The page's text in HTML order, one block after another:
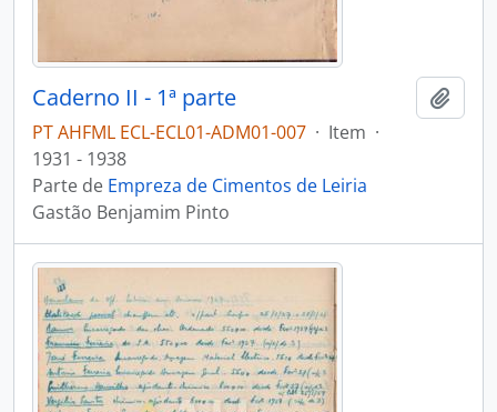
Caderno II - 1ª parte
PT AHFML ECL-ECL01-ADM01-007 · Item ·
1931 - 1938
Parte de Empreza de Cimentos de Leiria
Gastão Benjamim Pinto